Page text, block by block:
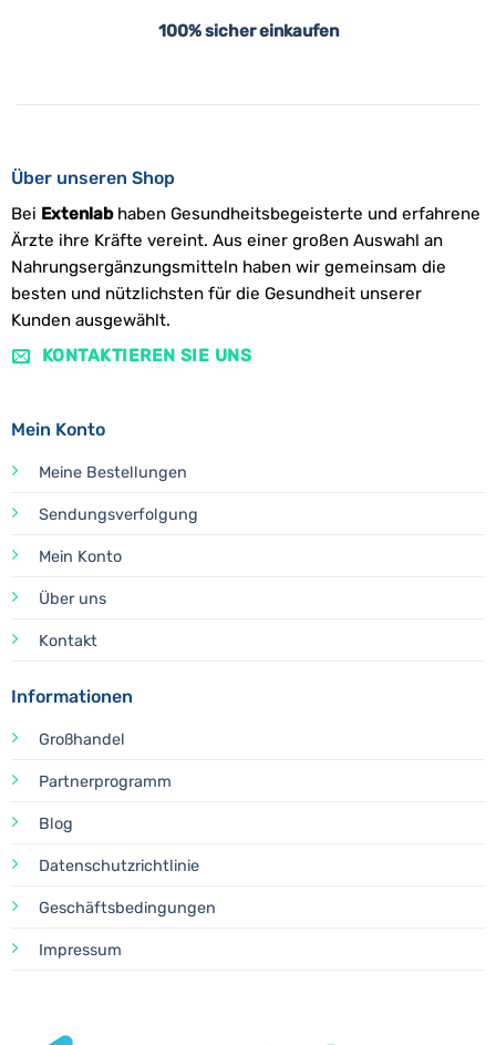
100% sicher einkaufen
Über unseren Shop
Bei Extenlabhaben Gesundheitsbegeisterte und erfahrene
Ärzte ihre Kräfte vereint. Aus einer großen Auswahl an
Nahrungsergänzungsmitteln haben wir gemeinsam die
besten und nützlichsten für die Gesundheit unserer
Kunden ausgewählt.
KONTAKTIEREN SIE UNS
Mein Konto
Meine Bestellungen
Sendungsverfolgung
Mein Konto
Über uns
Kontakt
Informationen
Großhandel
Partnerprogramm
Blog
Datenschutzrichtlinie
Geschäftsbedingungen
Impressum